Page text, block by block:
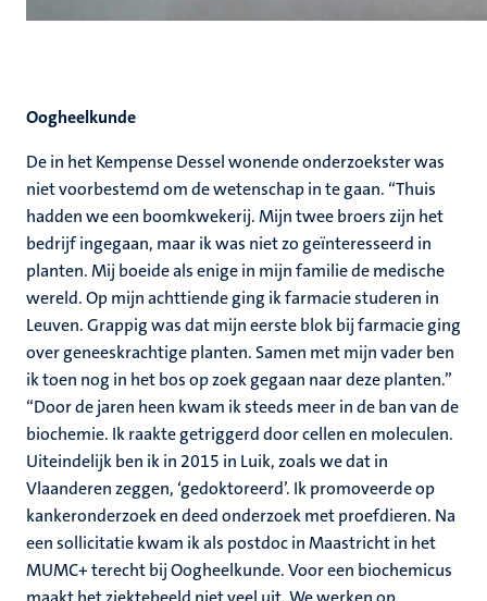
Oogheelkunde
De in het Kempense Dessel wonende onderzoekster was
niet voorbestemd om de wetenschap in te gaan. “Thuis
hadden we een boomkwekerij. Mijn twee broers zijn het
bedrijf ingegaan, maar ik was niet zo geïnteresseerd in
planten. Mij boeide als enige in mijn familie de medische
wereld. Op mijn achttiende ging ik farmacie studeren in
Leuven. Grappig was dat mijn eerste blok bij farmacie ging
over geneeskrachtige planten. Samen met mijn vader ben
ik toen nog in het bos op zoek gegaan naar deze planten.”
“Door de jaren heen kwam ik steeds meer in de ban van de
biochemie. Ik raakte getriggerd door cellen en moleculen.
Uiteindelijk ben ik in 2015 in Luik, zoals we dat in
Vlaanderen zeggen, ‘gedoktoreerd’. Ik promoveerde op
kankeronderzoek en deed onderzoek met proefdieren. Na
een sollicitatie kwam ik als postdoc in Maastricht in het
MUMC+ terecht bij Oogheelkunde. Voor een biochemicus